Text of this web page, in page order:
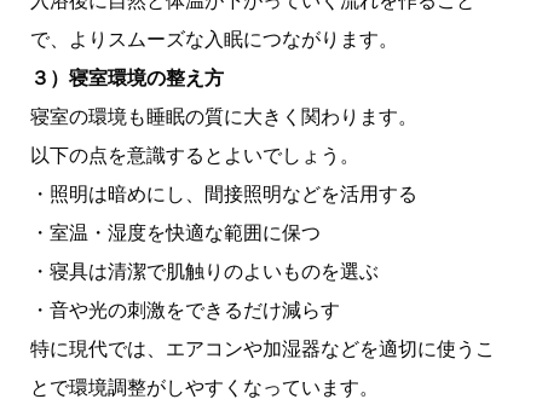
で、よりスムーズな入眠につながります。
３）寝室環境の整え方
寝室の環境も睡眠の質に大きく関わります。
以下の点を意識するとよいでしょう。
・照明は暗めにし、間接照明などを活用する
・室温・湿度を快適な範囲に保つ
・寝具は清潔で肌触りのよいものを選ぶ
・音や光の刺激をできるだけ減らす
特に現代では、エアコンや加湿器などを適切に使うこ
とで環境調整がしやすくなっています。